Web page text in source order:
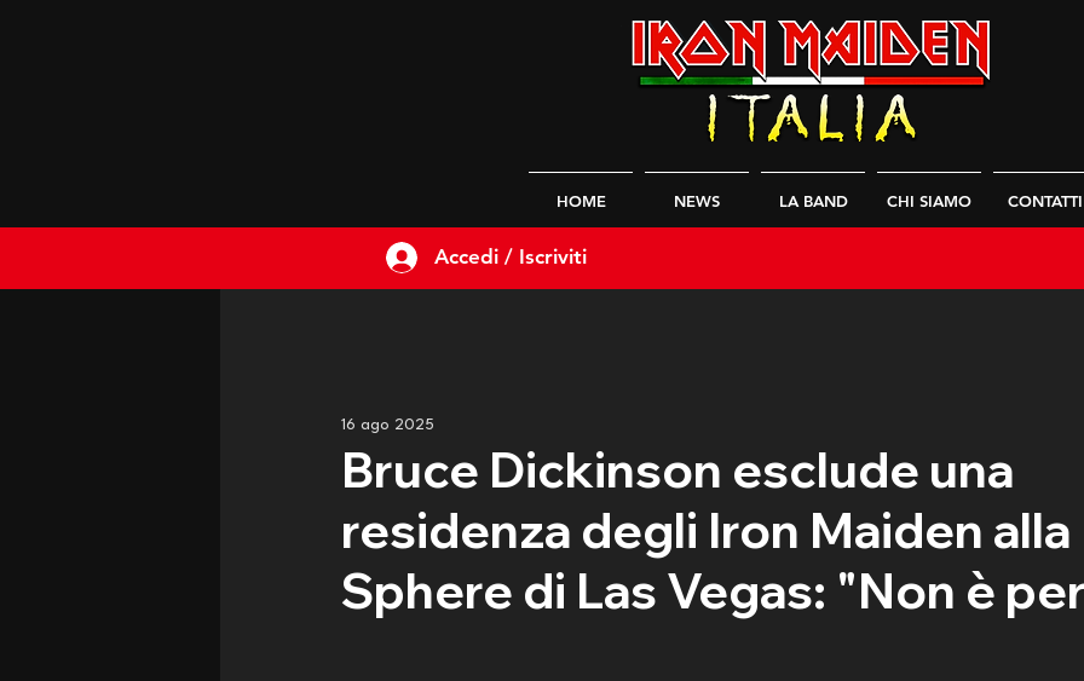
HOME NEWS LA BAND CHI SIAMO CONTATTI
Accedi / Iscriviti
Bruce Dickinson esclude una
residenza degli Iron Maiden alla
Sphere di Las Vegas: "Non è
16 ago 2025